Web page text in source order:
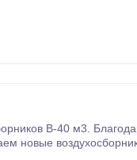
В-40 м3.
новые